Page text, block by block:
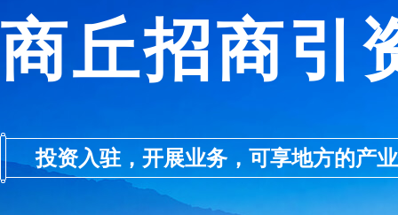
商丘招商引
投资入驻，开展业务，可享地方的产